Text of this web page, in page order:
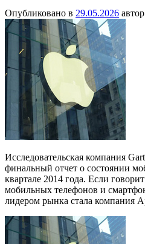
Опубликовано в 29.05.2026
Исследовательская компания
финальный отчет о состоянии
квартале 2014 года. Если
мобильных телефонов и
лидером рынка стала компания